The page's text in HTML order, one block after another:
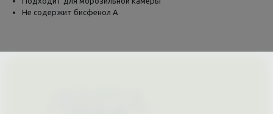
Не содержит бисфенол А